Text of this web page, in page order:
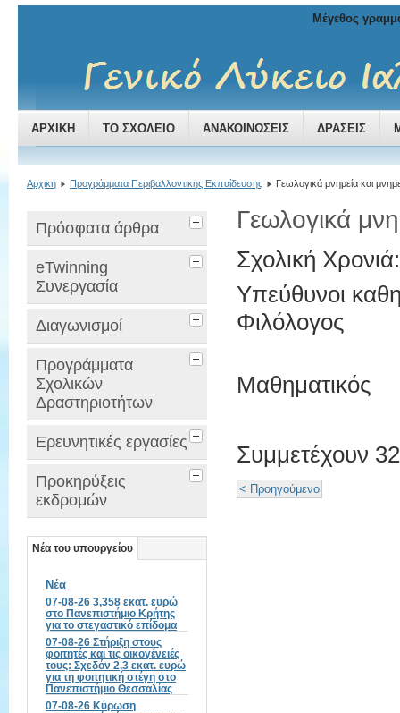
ΑΡΧΙΚΉ ΤΟ ΣΧΟΛΕΊΟ ΑΝΑΚΟΙΝΏΣΕΙΣ ΔΡΆΣΕΙΣ
Μέγεθος
Αρχική Προγράμματα Περιβαλλοντικής Εκπαίδευσης Γεωλογικά μνημεία και
Πρόσφατα άρθρα
eTwinning
Συνεργασία
Διαγωνισμοί
Προγράμματα
Σχολικών
Δραστηριοτήτων
Ερευνητικές εργασίες
Προκηρύξεις
εκδρομών
Νέα του υπουργείου
Νέα
07-08-26 3,358 εκατ. ευρώ
στο Πανεπιστήμιο Κρήτης
για το στεγαστικό επίδομα
07-08-26 Στήριξη στους
φοιτητές και τις οικογένειές
τους: Σχεδόν 2,3 εκατ. ευρώ
για τη φοιτητική στέγη στο
Πανεπιστήμιο Θεσσαλίας
07-08-26 Κύρωση
Γεωλογικά
Σχολική
Υπεύθυνοι
Φιλόλογος
Μαθηματικός
Συμμετέχουν
< Προηγούμενο